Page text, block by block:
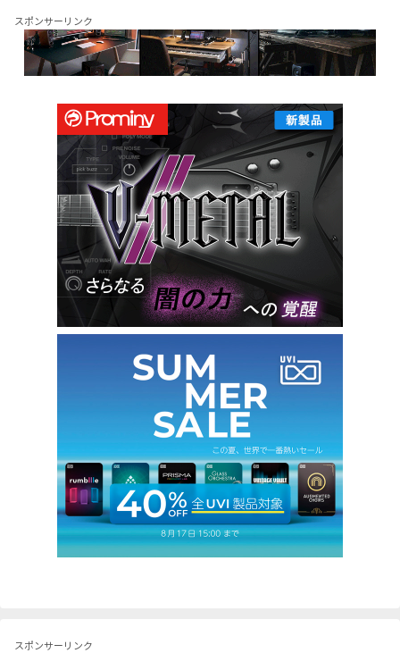
スポンサーリンク
スポンサーリンク